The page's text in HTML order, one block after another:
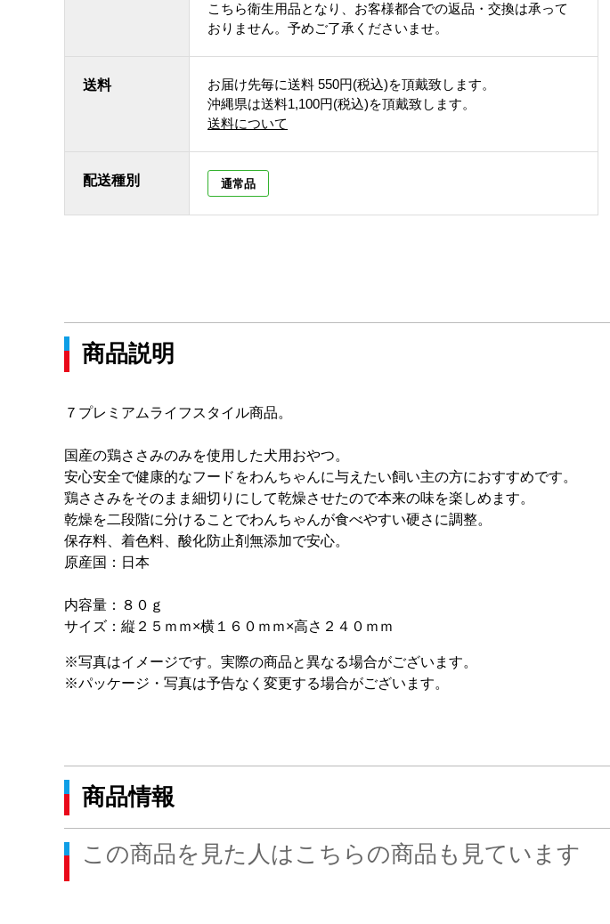
こちら衛生用品となり、お客様都合での返品・交換は承って
おりません。予めご了承くださいませ。
送料 お届け先毎に送料 550円(税込)を頂戴致します。
沖縄県は送料1,100円(税込)を頂戴致します。
送料について
配送種別 通常品
商品説明
７プレミアムライフスタイル商品。
国産の鶏ささみのみを使用した犬用おやつ。
安心安全で健康的なフードをわんちゃんに与えたい飼い主の方におすすめです。
鶏ささみをそのまま細切りにして乾燥させたので本来の味を楽しめます。
乾燥を二段階に分けることでわんちゃんが食べやすい硬さに調整。
保存料、着色料、酸化防止剤無添加で安心。
原産国：日本
内容量：８０ｇ
サイズ：縦２５ｍｍ×横１６０ｍｍ×高さ２４０ｍｍ
※写真はイメージです。実際の商品と異なる場合がございます。
※パッケージ・写真は予告なく変更する場合がございます。
商品情報
この商品を見た人はこちらの商品も見ています